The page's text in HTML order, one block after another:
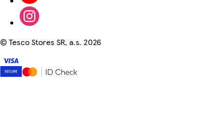
©Tesco Stores SR, a.s. 2026